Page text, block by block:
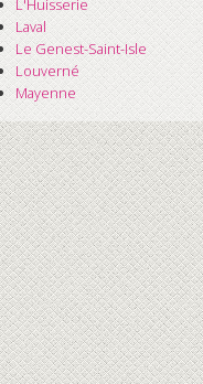
L'Huisserie
Laval
Le Genest-Saint-Isle
Louverné
Mayenne